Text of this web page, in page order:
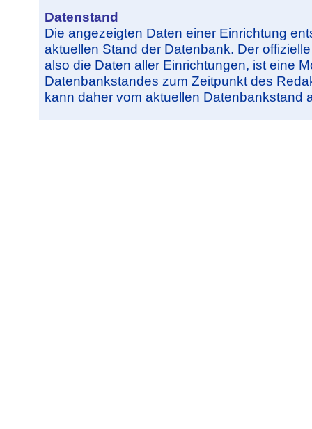
Datenstand
Die angezeigten Daten einer Einrichtung
aktuellen Stand der Datenbank. Der
also die Daten aller Einrichtungen, ist eine
Datenbankstandes zum Zeitpunkt des
kann daher vom aktuellen Datenbankstand